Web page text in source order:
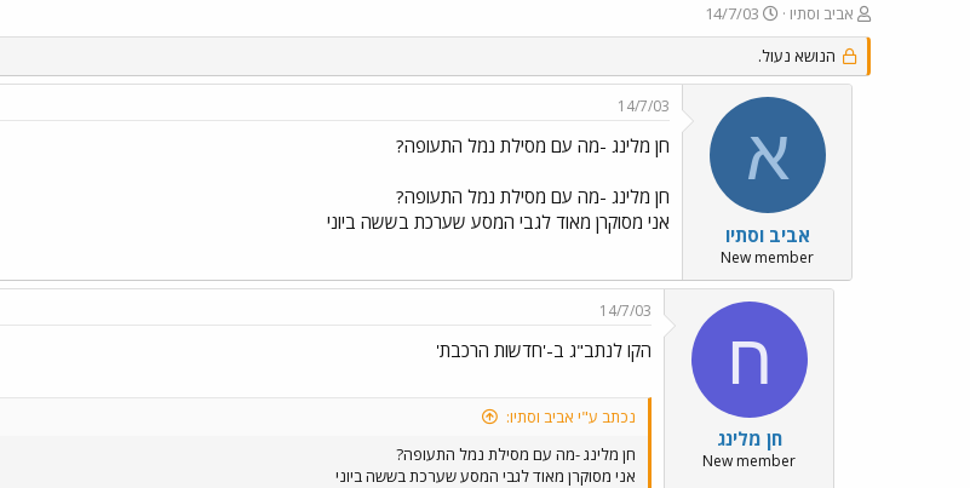
פ
ו
ת
ח
אביב וסתיו
פ
ו
ר
ס
ם
ת
א
ר
י
ך
14/7/03
הנושא נעול.
א
אביב וסתיו
New member
14/7/03
חן מלינג -מה עם מסילת נמל התעופה?
חן מלינג -מה עם מסילת נמל התעופה?
אני מסוקרן מאוד לגבי המסע שערכת בששה ביוני
ח
חן מלינג
New member
14/7/03
הקו לנתב"ג ב-'חדשות הרכבת'
נכתב ע"י אביב וסתיו:
חן מלינג -מה עם מסילת נמל התעופה?
אני מסוקרן מאוד לגבי המסע שערכת בששה ביוני